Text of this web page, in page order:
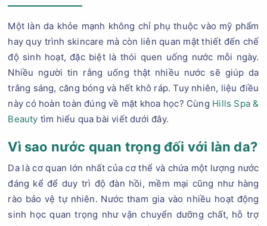
Một làn da khỏe mạnh không chỉ phụ thuộc vào mỹ phẩm
hay quy trình skincare mà còn liên quan mật thiết đến chế
độ sinh hoạt, đặc biệt là thói quen uống nước mỗi ngày.
Nhiều người tin rằng uống thật nhiều nước sẽ giúp da
trắng sáng, căng bóng và hết khô ráp. Tuy nhiên, liệu điều
này có hoàn toàn đúng về mặt khoa học? Cùng Hills Spa &
Beauty tìm hiểu qua bài viết dưới đây.
Vì sao nước quan trọng đối với làn da?
Da là cơ quan lớn nhất của cơ thể và chứa một lượng nước
đáng kể để duy trì độ đàn hồi, mềm mại cũng như hàng
rào bảo vệ tự nhiên. Nước tham gia vào nhiều hoạt động
sinh học quan trọng như vận chuyển dưỡng chất, hỗ trợ